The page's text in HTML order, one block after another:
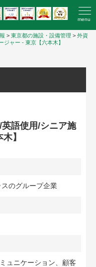
menu
> 東京都の施設・設備管理 > 外資
ジャー - 東京【六本木】
語使用/シニア施
】
のグループ企業
ュニケーション、顧客